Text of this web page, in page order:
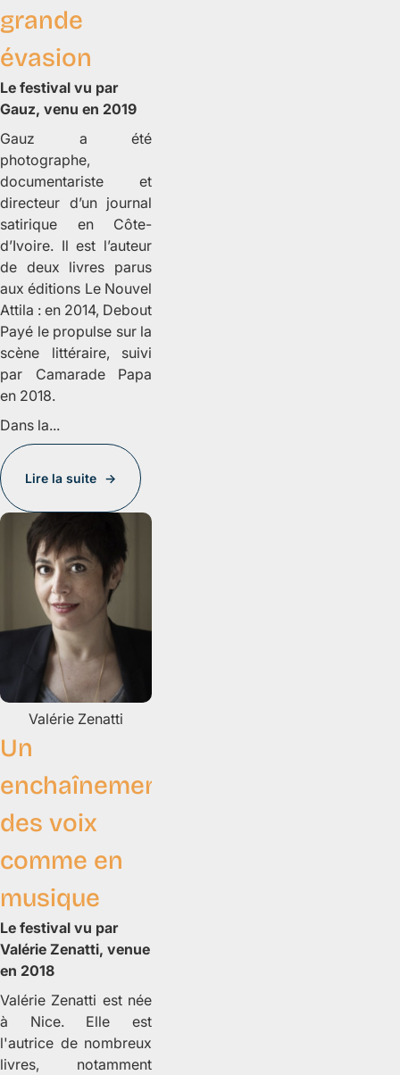
grande
évasion
Le festival vu par
Gauz, venu en 2019
Gauz a été
photographe,
documentariste et
directeur d’un journal
satirique en Côte-
d’Ivoire. Il est l’auteur
de deux livres parus
aux éditions Le Nouvel
Attila : en 2014, Debout
Payé le propulse sur la
scène littéraire, suivi
par Camarade Papa
en 2018.
Dans la...
Lire la suite
Valérie Zenatti
Un
enchaînement
des voix
comme en
musique
Le festival vu par
Valérie Zenatti, venue
en 2018
Valérie Zenatti est née
à Nice. Elle est
l'autrice de nombreux
livres, notamment